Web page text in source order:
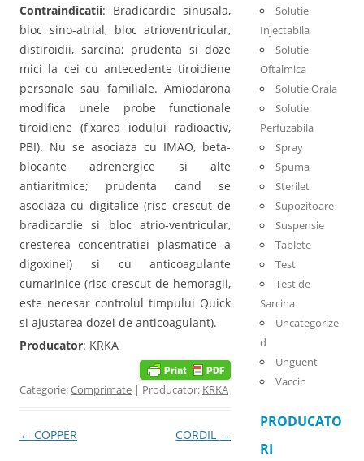
Contraindicatii: Bradicardie sinusala,
bloc sino-atrial, bloc atrioventricular,
distiroidii, sarcina; prudenta si doze
mici la cei cu antecedente tiroidiene
personale sau familiale. Amiodarona
modifica unele probe functionale
tiroidiene (fixarea iodului radioactiv,
PBI). Nu se asociaza cu IMAO, beta-
blocante adrenergice si alte
antiaritmice; prudenta cand se
asociaza cu digitalice (risc crescut de
bradicardie si bloc atrio-ventricular,
cresterea concentratiei plasmatice a
digoxinei) si cu anticoagulante
cumarinice (risc crescut de hemoragii,
este necesar controlul timpului Quick
si ajustarea dozei de anticoagulant).
Producator: KRKA
Categorie:Comprimate | Producator: KRKA
Post navigation
← COPPER CORDIL →
Solutie
Injectabila
Solutie
Oftalmica
Solutie Orala
Solutie
Perfuzabila
Spray
Spuma
Sterilet
Supozitoare
Suspensie
Tablete
Test
Test de
Sarcina
Uncategorize
d
Unguent
Vaccin
PRODUCATO
RI